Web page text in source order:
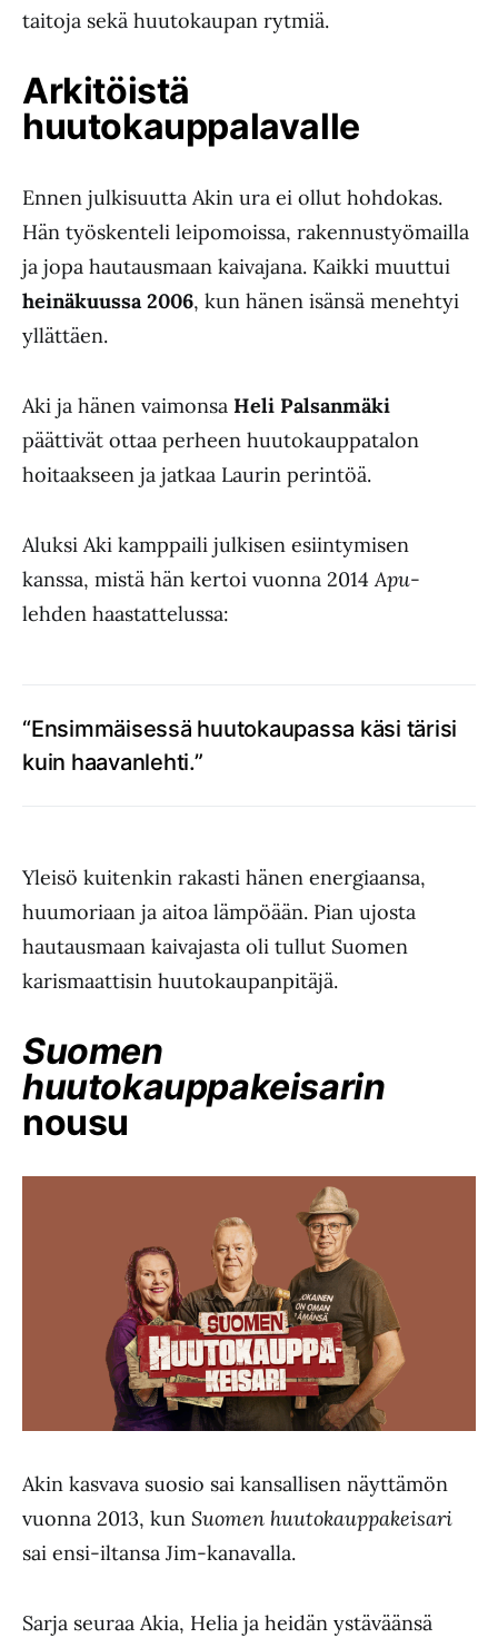
taitoja sekä huutokaupan rytmiä.
Arkitöistä
huutokauppalavalle
Ennen julkisuutta Akin ura ei ollut hohdokas.
Hän työskenteli leipomoissa, rakennustyömailla
ja jopa hautausmaan kaivajana. Kaikki muuttui
heinäkuussa 2006, kun hänen isänsä menehtyi
yllättäen.
Aki ja hänen vaimonsa Heli Palsanmäki
päättivät ottaa perheen huutokauppatalon
hoitaakseen ja jatkaa Laurin perintöä.
Aluksi Aki kamppaili julkisen esiintymisen
kanssa, mistä hän kertoi vuonna 2014Apu-
lehden haastattelussa:
“Ensimmäisessä huutokaupassa käsi tärisi
kuin haavanlehti.”
Yleisö kuitenkin rakasti hänen energiaansa,
huumoriaan ja aitoa lämpöään. Pian ujosta
hautausmaan kaivajasta oli tullut Suomen
karismaattisin huutokaupanpitäjä.
Suomen
huutokauppakeisarin
nousu
Akin kasvava suosio sai kansallisen näyttämön
vuonna 2013, kun Suomen huutokauppakeisari
sai ensi-iltansa Jim-kanavalla.
Sarja seuraa Akia, Helia ja heidän ystäväänsä